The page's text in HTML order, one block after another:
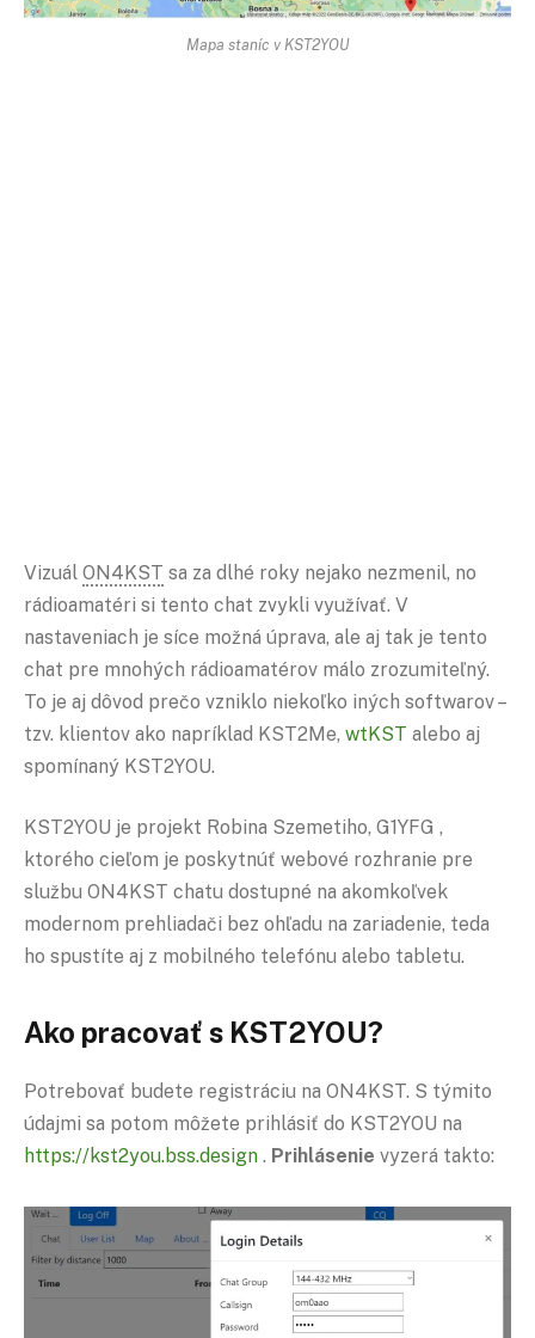
Mapa staníc v KST2YOU
Vizuál ON4KST sa za dlhé roky nejako nezmenil, no
rádioamatéri si tento chat zvykli využívať. V
nastaveniach je síce možná úprava, ale aj tak je tento
chat pre mnohých rádioamatérov málo zrozumiteľný.
To je aj dôvod prečo vzniklo niekoľko iných softwarov –
tzv. klientov ako napríklad KST2Me, wtKST alebo aj
spomínaný KST2YOU.
KST2YOU je projekt Robina Szemetiho, G1YFG ,
ktorého cieľom je poskytnúť webové rozhranie pre
službu ON4KST chatu dostupné na akomkoľvek
modernom prehliadači bez ohľadu na zariadenie, teda
ho spustíte aj z mobilného telefónu alebo tabletu.
Ako pracovať s KST2YOU?
Potrebovať budete registráciu na ON4KST. S týmito
údajmi sa potom môžete prihlásiť do KST2YOU na
https://kst2you.bss.design . Prihlásenie vyzerá takto: